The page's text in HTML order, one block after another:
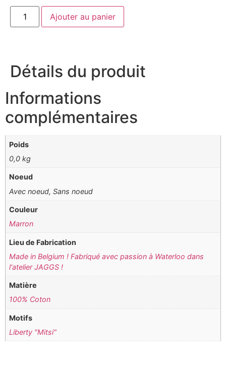
Ajouter au panier
Détails du produit
Informations
complémentaires
Poids
0,0 kg
Noeud
Avec noeud, Sans noeud
Couleur
Marron
Lieu de Fabrication
Made in Belgium ! Fabriqué avec passion à Waterloo dans
l'atelier JAGGS !
Matière
100% Coton
Motifs
Liberty "Mitsi"